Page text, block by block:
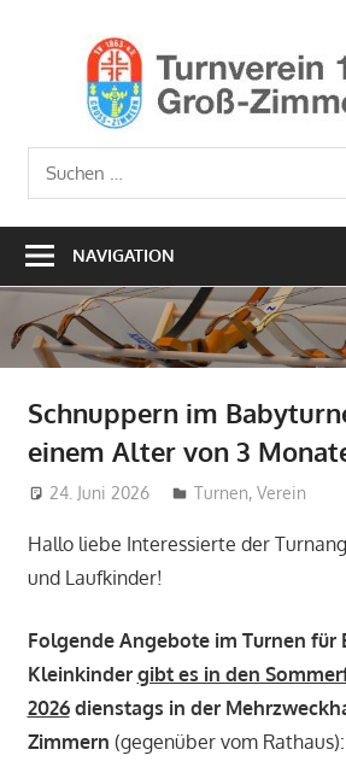
Turnverein
1863
Groß-
Suchen
nach:
NAVIGATION
Schnuppern im
einem Alter von 3
24. Juni 2026 Geschaeftsstelle
Turnen,Verein
Hallo liebe Interessierte der
und Laufkinder!
Folgende Angebote im Turnen für
Kleinkinder gibt es in den
2026dienstags in der
Zimmern (gegenüber vom Rathaus):